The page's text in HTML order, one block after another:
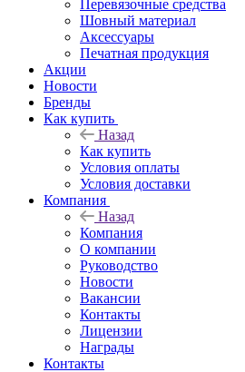
Перевязочные средства
Шовный материал
Аксессуары
Печатная продукция
Акции
Новости
Бренды
Как купить
Назад
Как купить
Условия оплаты
Условия доставки
Компания
Назад
Компания
О компании
Руководство
Новости
Вакансии
Контакты
Лицензии
Награды
Контакты